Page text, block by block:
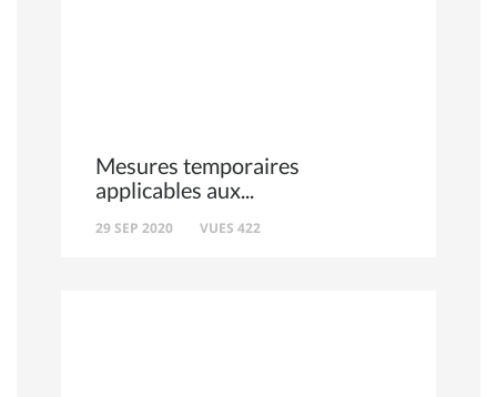
Mesures temporaires
applicables aux
29 SEP 2020 VUES 422